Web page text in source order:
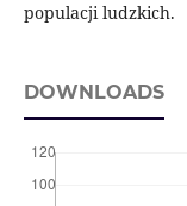
populacji ludzkich.
DOWNLOADS